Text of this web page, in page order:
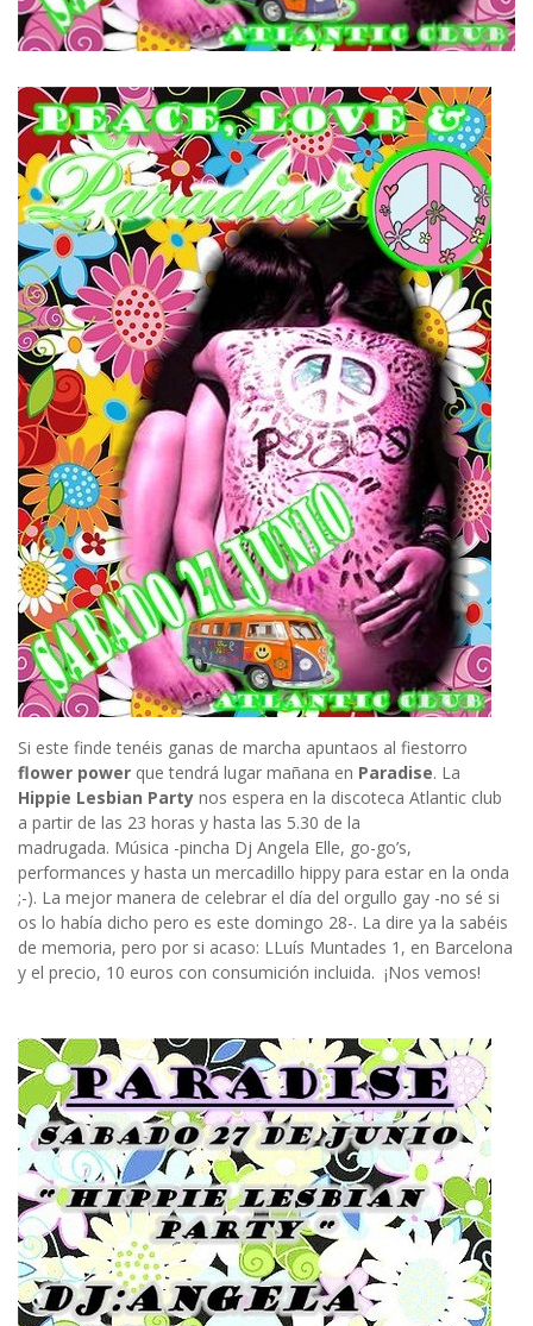
Si este finde tenéis ganas de marcha apuntaos al fiestorro
flower power que tendrá lugar mañana en Paradise. La
Hippie Lesbian Party nos espera en la discoteca Atlantic club
a partir de las 23 horas y hasta las 5.30 de la
madrugada. Música -pincha Dj Angela Elle, go-go’s,
performances y hasta un mercadillo hippy para estar en la onda
;-). La mejor manera de celebrar el día del orgullo gay -no sé si
os lo había dicho pero es este domingo 28-. La dire ya la sabéis
de memoria, pero por si acaso: LLuís Muntades 1, en Barcelona
y el precio, 10 euros con consumición incluida. ¡Nos vemos!